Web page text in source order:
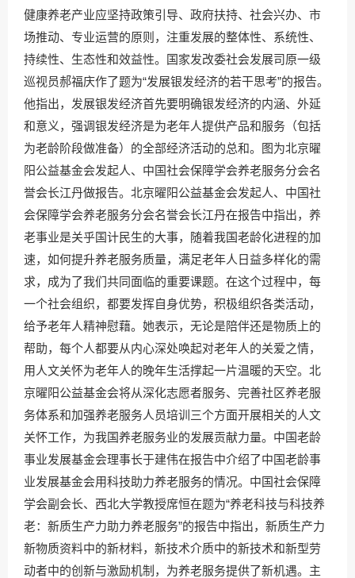
健康养老产业应坚持政策引导、政府扶持、社会兴办、市
场推动、专业运营的原则，注重发展的整体性、系统性、
持续性、生态性和效益性。国家发改委社会发展司原一级
巡视员郝福庆作了题为“发展银发经济的若干思考”的报告。
他指出，发展银发经济首先要明确银发经济的内涵、外延
和意义，强调银发经济是为老年人提供产品和服务（包括
为老龄阶段做准备）的全部经济活动的总和。图为北京曜
阳公益基金会发起人、中国社会保障学会养老服务分会名
誉会长江丹做报告。北京曜阳公益基金会发起人、中国社
会保障学会养老服务分会名誉会长江丹在报告中指出，养
老事业是关乎国计民生的大事，随着我国老龄化进程的加
速，如何提升养老服务质量，满足老年人日益多样化的需
求，成为了我们共同面临的重要课题。在这个过程中，每
一个社会组织，都要发挥自身优势，积极组织各类活动，
给予老年人精神慰藉。她表示，无论是陪伴还是物质上的
帮助，每个人都要从内心深处唤起对老年人的关爱之情，
用人文关怀为老年人的晚年生活撑起一片温暖的天空。北
京曜阳公益基金会将从深化志愿者服务、完善社区养老服
务体系和加强养老服务人员培训三个方面开展相关的人文
关怀工作，为我国养老服务业的发展贡献力量。中国老龄
事业发展基金会理事长于建伟在报告中介绍了中国老龄事
业发展基金会用科技助力养老服务的情况。中国社会保障
学会副会长、西北大学教授席恒在题为“养老科技与科技养
老：新质生产力助力养老服务”的报告中指出，新质生产力
新物质资料中的新材料，新技术介质中的新技术和新型劳
动者中的创新与激励机制，为养老服务提供了新机遇。主